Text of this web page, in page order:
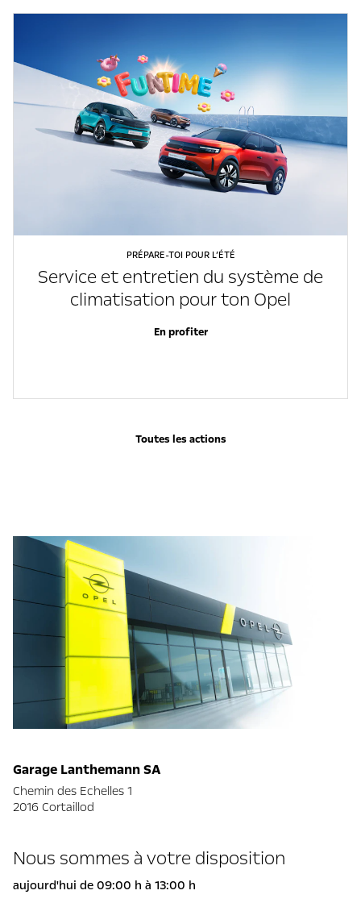
PRÉPARE-TOI POUR L’ÉTÉ
Service et entretien du système de
climatisation pour ton Opel
En profiter
Toutes les actions
Garage Lanthemann SA
Chemin des Echelles 1
2016 Cortaillod
Nous sommes à votre disposition
aujourd'hui de 09:00 h à 13:00 h